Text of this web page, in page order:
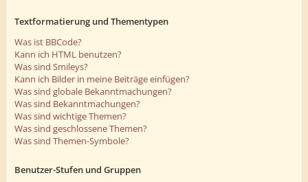
Textformatierung und Thementypen
Was ist BBCode?
Kann ich HTML benutzen?
Was sind Smileys?
Kann ich Bilder in meine Beiträge einfügen?
Was sind globale Bekanntmachungen?
Was sind Bekanntmachungen?
Was sind wichtige Themen?
Was sind geschlossene Themen?
Was sind Themen-Symbole?
Benutzer-Stufen und Gruppen